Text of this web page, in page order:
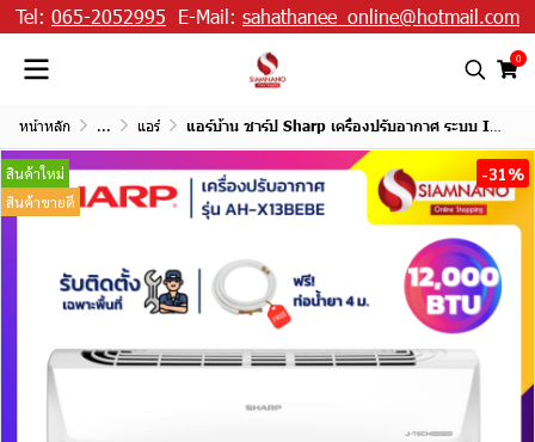
Tel: 065-2052995 E-Mail: sahathanee_online@hotmail.com
0
หน้าหลัก ... แอร์ แอร์บ้าน ชาร์ป Sharp เครื่องปรับอากาศ ระบบ Inverter รุ่น AH-X13BEBE 12,000 BTU
สินค้าใหม่
สินค้าขายดี
-31%